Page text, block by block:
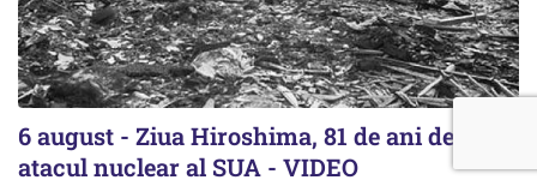
6 august - Ziua Hiroshima, 81 de ani de la
atacul nuclear al SUA - VIDEO